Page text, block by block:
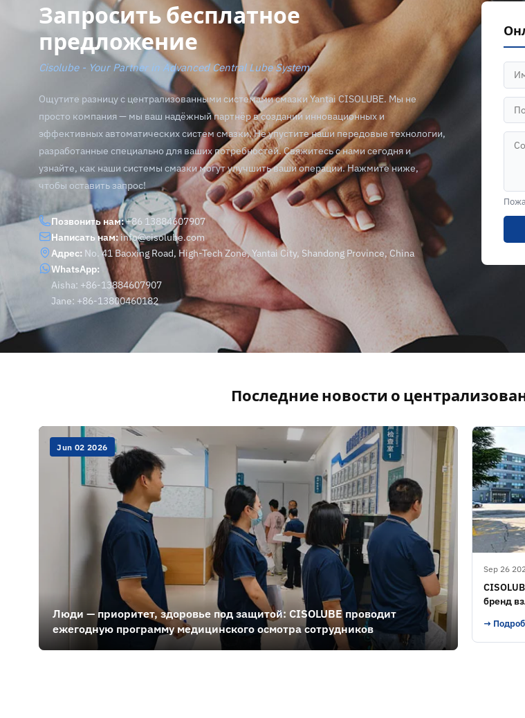
Запросить бесплатное
предложение
Cisolube - Your Partner in Advanced Central Lube System
Ощутите разницу с централизованными системами смазки Yantai CISOLUBE. Мы не
просто компания — мы ваш надёжный партнёр в создании инновационных и
эффективных автоматических систем смазки. Не упустите наши передовые технологии,
разработанные специально для ваших потребностей. Свяжитесь с нами сегодня и
узнайте, как наши системы смазки могут улучшить ваши операции. Нажмите ниже,
чтобы оставить запрос!
Позвонить нам:+86 13884607907
Написать нам:info@cisolube.com
Адрес: No. 41 Baoxing Road, High-Tech Zone, Yantai City, Shandong Province, China
WhatsApp:
Aisha: +86-13884607907
Jane: +86-13800460182
Последние новости о
Jun 02 2026
Люди — приоритет, здоровье под защитой: CISOLUBE проводит
ежегодную программу медицинского осмотра сотрудников
Sep 26
бренд
→